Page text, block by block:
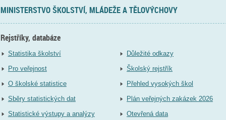
MINISTERSTVO ŠKOLSTVÍ, MLÁDEŽE A TĚLOVÝCHOVY
Rejstříky, databáze
Statistika školství
Pro veřejnost
O školské statistice
Sběry statistických dat
Statistické výstupy a analýzy
Důležité odkazy
Školský rejstřík
Přehled vysokých škol
Plán veřejných zakázek 2026
Otevřená data